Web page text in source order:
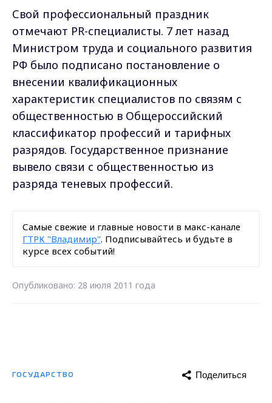
Свой профессиональный праздник
отмечают PR-специалисты. 7 лет назад
Министром труда и социального развития
РФ было подписано постановление о
внесении квалификационных
характеристик специалистов по связям с
общественностью в Общероссийский
классификатор профессий и тарифных
разрядов. Государственное признание
вывело связи с общественностью из
разряда теневых профессий.
Самые свежие и главные новости в макс-канале
ГТРК "Владимир". Подписывайтесь и будьте в
курсе всех событий!
Опубликовано: 28 июля 2011 года
ГОСУДАРСТВО Поделиться